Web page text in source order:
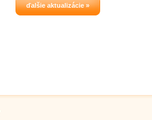
ďalšie aktualizácie »